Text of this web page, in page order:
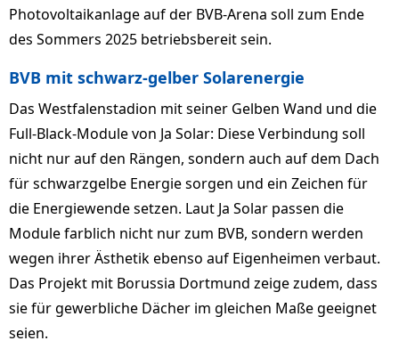
Photovoltaikanlage auf der BVB-Arena soll zum Ende
des Sommers 2025 betriebsbereit sein.
BVB mit schwarz-gelber Solarenergie
Das Westfalenstadion mit seiner Gelben Wand und die
Full-Black-Module von Ja Solar: Diese Verbindung soll
nicht nur auf den Rängen, sondern auch auf dem Dach
für schwarzgelbe Energie sorgen und ein Zeichen für
die Energiewende setzen. Laut Ja Solar passen die
Module farblich nicht nur zum BVB, sondern werden
wegen ihrer Ästhetik ebenso auf Eigenheimen verbaut.
Das Projekt mit Borussia Dortmund zeige zudem, dass
sie für gewerbliche Dächer im gleichen Maße geeignet
seien.